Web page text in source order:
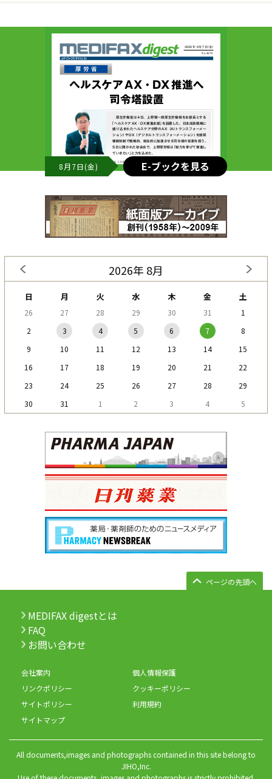
8月7日(金) E-ブックを見る
2026年 8月
日 月 火 水 木 金 土
26 27 28 29 30 31
1
2
3 4 5 6 7
8
9
10 11 12 13 14
15
16
17 18 19 20 21
22
23
24 25 26 27 28
29
30
31 1 2 3 4 5
ページの先頭へ
MEDIFAX digestとは
FAQ
お問い合わせ
会社案内
個人情報保護
リンクポリシー
クッキーポリシー
サイトポリシー
利用規約
サイトマップ
All documents,images and photographs contained in this site belong to
JIHO,Inc.